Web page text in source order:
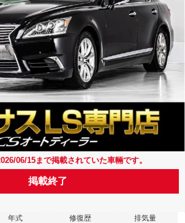
06/15まで掲載されていた車輛です。
掲載終了
年式 修復歴 排気量